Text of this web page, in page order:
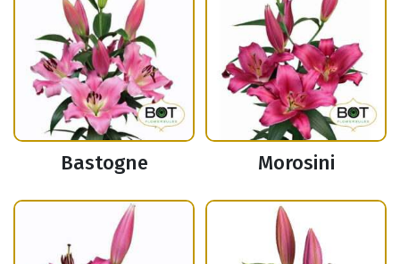
Bastogne Morosini